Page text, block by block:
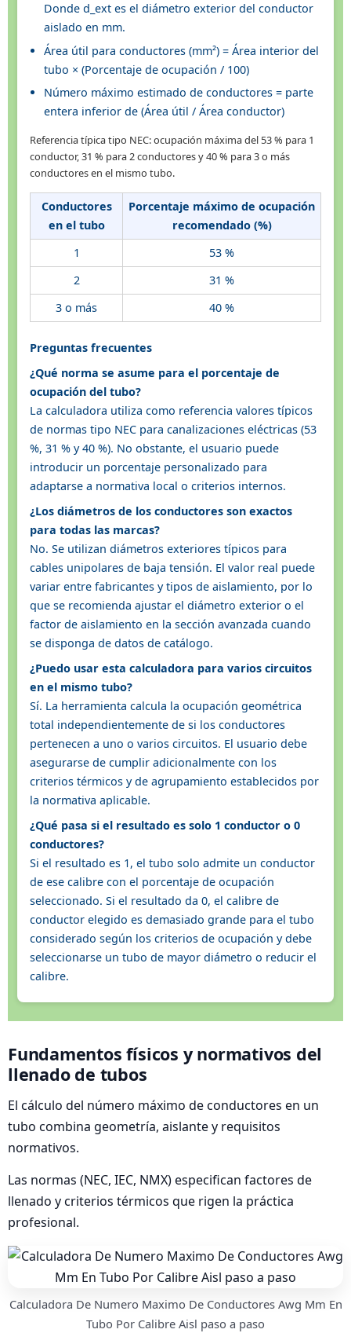
Donde d_ext es el diámetro exterior del conductor
aislado en mm.
Área útil para conductores (mm²) = Área interior del
tubo × (Porcentaje de ocupación / 100)
Número máximo estimado de conductores = parte
entera inferior de (Área útil / Área conductor)
Referencia típica tipo NEC: ocupación máxima del 53 % para 1
conductor, 31 % para 2 conductores y 40 % para 3 o más
conductores en el mismo tubo.
Conductores
en el tubo
Porcentaje máximo de ocupación
recomendado (%)
1
53 %
2
31 %
3 o más
40 %
Preguntas frecuentes
¿Qué norma se asume para el porcentaje de
ocupación del tubo?
La calculadora utiliza como referencia valores típicos
de normas tipo NEC para canalizaciones eléctricas (53
%, 31 % y 40 %). No obstante, el usuario puede
introducir un porcentaje personalizado para
adaptarse a normativa local o criterios internos.
¿Los diámetros de los conductores son exactos
para todas las marcas?
No. Se utilizan diámetros exteriores típicos para
cables unipolares de baja tensión. El valor real puede
variar entre fabricantes y tipos de aislamiento, por lo
que se recomienda ajustar el diámetro exterior o el
factor de aislamiento en la sección avanzada cuando
se disponga de datos de catálogo.
¿Puedo usar esta calculadora para varios circuitos
en el mismo tubo?
Sí. La herramienta calcula la ocupación geométrica
total independientemente de si los conductores
pertenecen a uno o varios circuitos. El usuario debe
asegurarse de cumplir adicionalmente con los
criterios térmicos y de agrupamiento establecidos por
la normativa aplicable.
¿Qué pasa si el resultado es solo 1 conductor o 0
conductores?
Si el resultado es 1, el tubo solo admite un conductor
de ese calibre con el porcentaje de ocupación
seleccionado. Si el resultado da 0, el calibre de
conductor elegido es demasiado grande para el tubo
considerado según los criterios de ocupación y debe
seleccionarse un tubo de mayor diámetro o reducir el
calibre.
Fundamentos físicos y normativos del
llenado de tubos
El cálculo del número máximo de conductores en un
tubo combina geometría, aislante y requisitos
normativos.
Las normas (NEC, IEC, NMX) especifican factores de
llenado y criterios térmicos que rigen la práctica
profesional.
Calculadora De Numero Maximo De Conductores Awg Mm En
Tubo Por Calibre Aisl paso a paso